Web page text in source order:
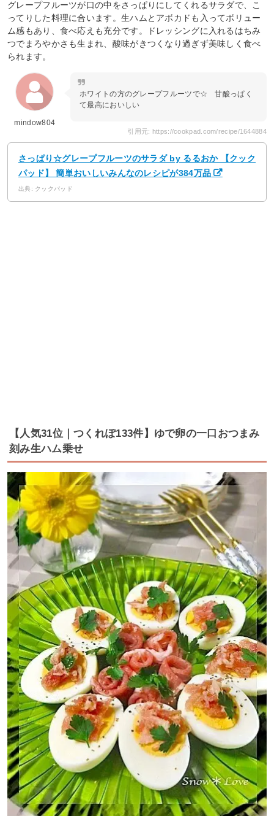
グレープフルーツが口の中をさっぱりにしてくれるサラダで、こ
ってりした料理に合います。生ハムとアボカドも入ってボリュー
ム感もあり、食べ応えも充分です。ドレッシングに入れるはちみ
つでまろやかさも生まれ、酸味がきつくなり過ぎず美味しく食べ
られます。
mindow804
ホワイトの方のグレープフルーツで☆ 甘酸っぱく
て最高においしい
引用元: https://cookpad.com/recipe/1644884
さっぱり☆グレープフルーツのサラダ by るるおか 【クック
パッド】 簡単おいしいみんなのレシピが384万品
出典: クックパッド
【人気31位｜つくれぽ133件】ゆで卵の一口おつまみ
刻み生ハム乗せ